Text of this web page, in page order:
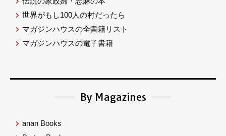
世界がもし100人の村だったら
マガジンハウスの全書籍リスト
マガジンハウスの電子書籍
By Magazines
anan Books